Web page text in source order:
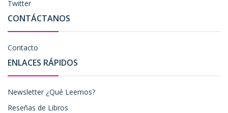
Twitter
CONTÁCTANOS
Contacto
ENLACES RÁPIDOS
Newsletter ¿Qué Leemos?
Reseñas de Libros